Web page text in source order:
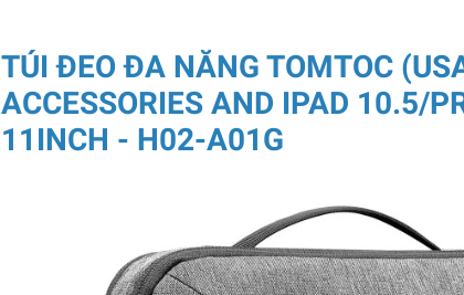
TÚI ĐEO ĐA NĂNG TOMTOC
ACCESSORIES AND IPAD 10.5/
11INCH - H02-A01G